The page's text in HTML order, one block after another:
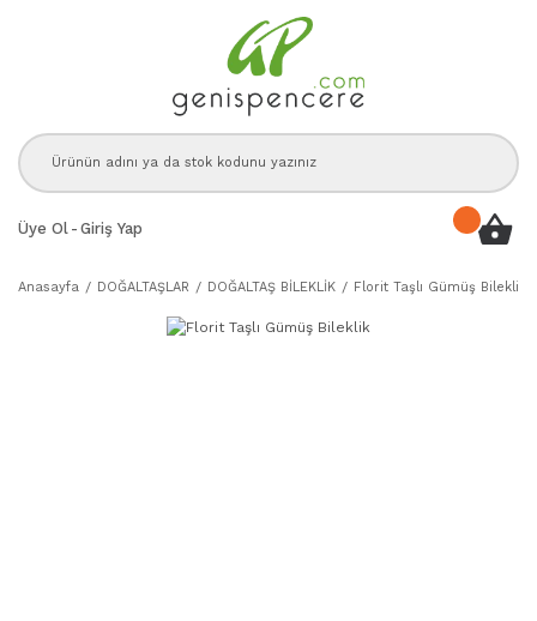
Üye Ol - Giriş Yap
Anasayfa DOĞALTAŞLAR DOĞALTAŞ BİLEKLİK Florit Taşlı Gümüş Bileklik